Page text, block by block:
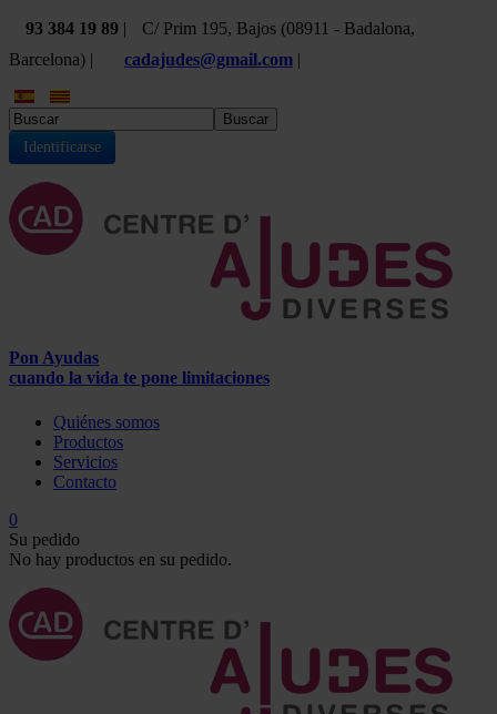
93 384 19 89 |
C/ Prim 195, Bajos (08911 - Badalona,
Barcelona) |
cadajudes@gmail.com |
Buscar
Identificarse
Pon Ayudas
cuando la vida te pone limitaciones
Quiénes somos
Productos
Servicios
Contacto
0
Su pedido
No hay productos en su pedido.